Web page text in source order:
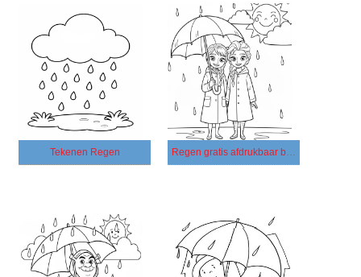
Tekenen Regen Regen gratis afdrukbaar basis